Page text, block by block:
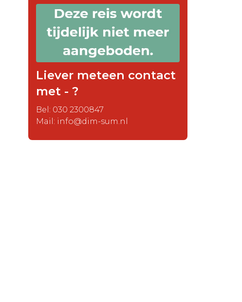
Liever meteen contact
met - ?
Bel: 030 2300847
Mail: info@dim-sum.nl